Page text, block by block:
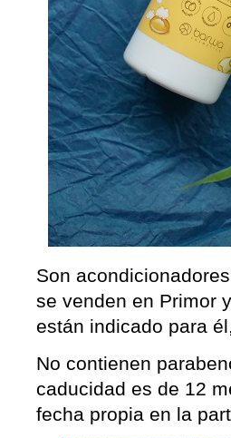
Son
se venden en Primor
están indicado para
No contienen
caducidad es de 12
fecha propia en la